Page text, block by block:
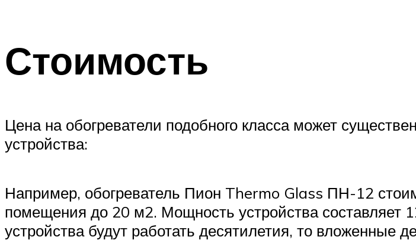
Стоимость
Цена на обогреватели подобного класса может
устройства:
Например, обогреватель Пион Thermo Glass ПН-12
помещения до 20 м2. Мощность устройства составляет
устройства будут работать десятилетия, то вложенные